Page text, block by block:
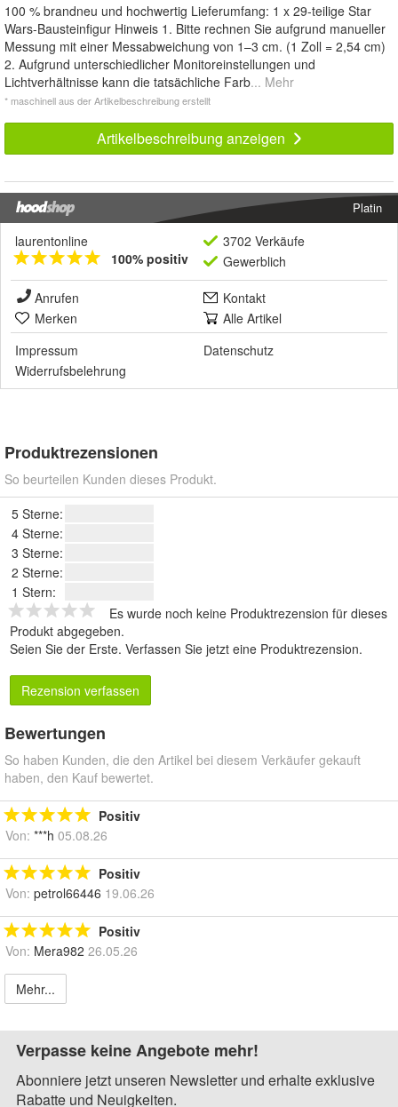
100 % brandneu und hochwertig Lieferumfang: 1 x 29-teilige Star
Wars-Bausteinfigur Hinweis 1. Bitte rechnen Sie aufgrund manueller
Messung mit einer Messabweichung von 1–3 cm. (1 Zoll = 2,54 cm)
2. Aufgrund unterschiedlicher Monitoreinstellungen und
Lichtverhältnisse kann die tatsächliche Farb... Mehr
* maschinell aus der Artikelbeschreibung erstellt
Artikelbeschreibung anzeigen
Platin
laurentonline
100% positiv
3702 Verkäufe
Gewerblich
Anrufen
Kontakt
Merken
Alle Artikel
Impressum
Datenschutz
Widerrufsbelehrung
Produktrezensionen
So beurteilen Kunden dieses Produkt.
5 Sterne:
4 Sterne:
3 Sterne:
2 Sterne:
1 Stern:
Es wurde noch keine Produktrezension für dieses
Produkt abgegeben.
Seien Sie der Erste. Verfassen Sie jetzt eine Produktrezension.
Rezension verfassen
Bewertungen
So haben Kunden, die den Artikel bei diesem Verkäufer gekauft
haben, den Kauf bewertet.
Positiv
Von: ***h 05.08.26
Positiv
Von: petrol66446 19.06.26
Positiv
Von: Mera982 26.05.26
Mehr...
Verpasse keine Angebote mehr!
Abonniere jetzt unseren Newsletter und erhalte exklusive
Rabatte und Neuigkeiten.